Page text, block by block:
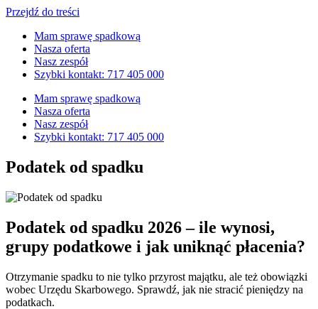
Przejdź do treści
Mam sprawę spadkową
Nasza oferta
Nasz zespół
Szybki kontakt: 717 405 000
Mam sprawę spadkową
Nasza oferta
Nasz zespół
Szybki kontakt: 717 405 000
Podatek od spadku
Podatek od spadku 2026 – ile wynosi,
grupy podatkowe i jak uniknąć płacenia?
Otrzymanie spadku to nie tylko przyrost majątku, ale też obowiązki
wobec Urzędu Skarbowego. Sprawdź, jak nie stracić pieniędzy na
podatkach.